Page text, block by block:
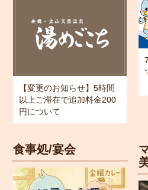
【変更のお知らせ】5時間
以上ご滞在で追加料金200
円について
食事処/宴会